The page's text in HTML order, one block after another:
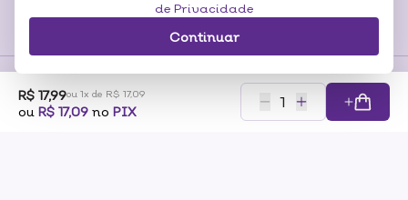
de Privacidade
Continuar
R$ 17,99ou 1x de R$ 17,09
ou R$ 17,09 no PIX
Certificados